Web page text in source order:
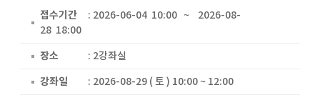
접수기간
: 2026-06-04 10:00 ~ 2026-08-
28 18:00
장소
: 2강좌실
강좌일
: 2026-08-29 ( 토 ) 10:00 ~ 12:00